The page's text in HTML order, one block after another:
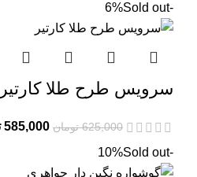
-6%
Sold out
سرویس طرح طلا کارتیر
625,000 تومان قیمت
585,000
-10%
Sold out